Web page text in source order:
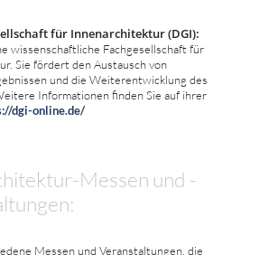
für Innenarchitektur (DGI):
wissenschaftliche Fachgesellschaft für
Sie fördert den Austausch von
und die Weiterentwicklung des
Informationen finden Sie auf ihrer
dgi-online.de/
Messen und -
Messen und Veranstaltungen, die